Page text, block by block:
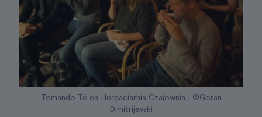
Tomando Té en Herbaciarnia Czajownia | ©Goran
Dimitrijevski